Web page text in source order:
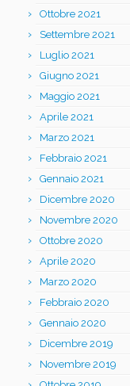
Ottobre 2021
Settembre 2021
Luglio 2021
Giugno 2021
Maggio 2021
Aprile 2021
Marzo 2021
Febbraio 2021
Gennaio 2021
Dicembre 2020
Novembre 2020
Ottobre 2020
Aprile 2020
Marzo 2020
Febbraio 2020
Gennaio 2020
Dicembre 2019
Novembre 2019